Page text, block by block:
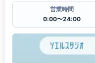
営業時間
0:00〜24:00